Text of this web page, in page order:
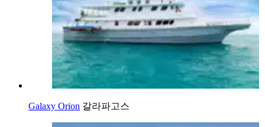
Galaxy Orion 갈라파고스